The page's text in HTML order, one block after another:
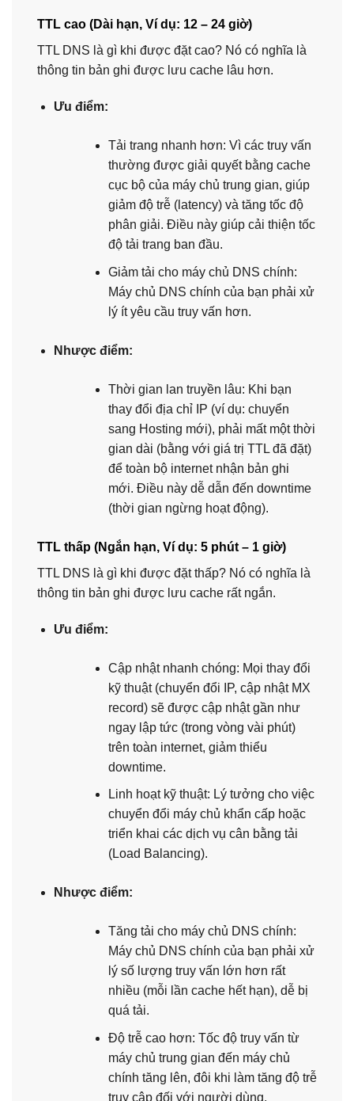
TTL cao (Dài hạn, Ví dụ: 12 – 24 giờ)
TTL DNS là gì khi được đặt cao? Nó có nghĩa là
thông tin bản ghi được lưu cache lâu hơn.
Ưu điểm:
Tải trang nhanh hơn: Vì các truy vấn
thường được giải quyết bằng cache
cục bộ của máy chủ trung gian, giúp
giảm độ trễ (latency) và tăng tốc độ
phân giải. Điều này giúp cải thiện tốc
độ tải trang ban đầu.
Giảm tải cho máy chủ DNS chính:
Máy chủ DNS chính của bạn phải xử
lý ít yêu cầu truy vấn hơn.
Nhược điểm:
Thời gian lan truyền lâu: Khi bạn
thay đổi địa chỉ IP (ví dụ: chuyển
sang Hosting mới), phải mất một thời
gian dài (bằng với giá trị TTL đã đặt)
để toàn bộ internet nhận bản ghi
mới. Điều này dễ dẫn đến downtime
(thời gian ngừng hoạt động).
TTL thấp (Ngắn hạn, Ví dụ: 5 phút – 1 giờ)
TTL DNS là gì khi được đặt thấp? Nó có nghĩa là
thông tin bản ghi được lưu cache rất ngắn.
Ưu điểm:
Cập nhật nhanh chóng: Mọi thay đổi
kỹ thuật (chuyển đổi IP, cập nhật MX
record) sẽ được cập nhật gần như
ngay lập tức (trong vòng vài phút)
trên toàn internet, giảm thiểu
downtime.
Linh hoạt kỹ thuật: Lý tưởng cho việc
chuyển đổi máy chủ khẩn cấp hoặc
triển khai các dịch vụ cân bằng tải
(Load Balancing).
Nhược điểm:
Tăng tải cho máy chủ DNS chính:
Máy chủ DNS chính của bạn phải xử
lý số lượng truy vấn lớn hơn rất
nhiều (mỗi lần cache hết hạn), dễ bị
quá tải.
Độ trễ cao hơn: Tốc độ truy vấn từ
máy chủ trung gian đến máy chủ
chính tăng lên, đôi khi làm tăng độ trễ
truy cập đối với người dùng.